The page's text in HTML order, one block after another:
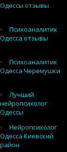
Одессы отзывы
Психоаналитик
Одесса отзывы
Психоаналитик
Одесса Черемушки
Лучший
нейропсихолог
Одессы
Нейропсихолог
Одесса Киевский
район